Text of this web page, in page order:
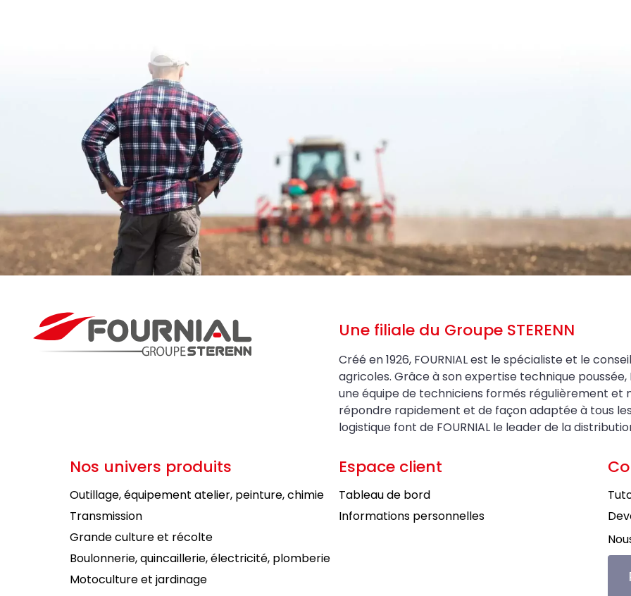
Une filiale du Groupe STERENN
Créé en 1926, FOURNIAL est le spécialiste et le
agricoles. Grâce à son expertise technique poussée,
une équipe de techniciens formés régulièrement
répondre rapidement et de façon adaptée à tous
logistique font de FOURNIAL le leader de la
Nos univers produits
Outillage, équipement atelier, peinture, chimie
Transmission
Grande culture et récolte
Boulonnerie, quincaillerie, électricité, plomberie
Motoculture et jardinage
Espace client
Tableau de bord
Informations personnelles